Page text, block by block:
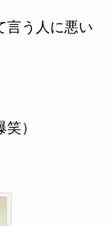
言う人に悪い
）